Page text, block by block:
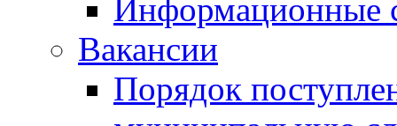
Информационные
Вакансии
Порядок